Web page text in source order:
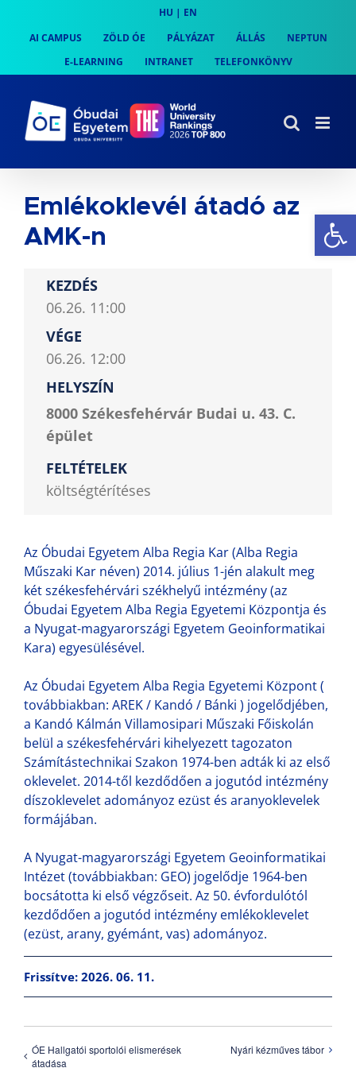
content
HU | EN
AI CAMPUS
ZÖLD ÓE PÁLYÁZAT ÁLLÁS
NEPTUN
E-LEARNING
INTRANET TELEFONKÖNYV
Emlékoklevél átadó az
AMK-n
KEZDÉS
06.26. 11:00
VÉGE
06.26. 12:00
HELYSZÍN
8000 Székesfehérvár Budai u. 43. C.
épület
FELTÉTELEK
költségtérítéses
Az Óbudai Egyetem Alba Regia Kar (Alba Regia
Műszaki Kar néven) 2014. július 1-jén alakult meg
két székesfehérvári székhelyű intézmény (az
Óbudai Egyetem Alba Regia Egyetemi Központja és
a Nyugat-magyarországi Egyetem Geoinformatikai
Kara) egyesülésével.
Az Óbudai Egyetem Alba Regia Egyetemi Központ (
továbbiakban: AREK / Kandó / Bánki ) jogelődjében,
a Kandó Kálmán Villamosipari Műszaki Főiskolán
belül a székesfehérvári kihelyezett tagozaton
Számítástechnikai Szakon 1974-ben adták ki az első
oklevelet. 2014-től kezdődően a jogutód intézmény
díszoklevelet adományoz ezüst és aranyoklevelek
formájában.
A Nyugat-magyarországi Egyetem Geoinformatikai
Intézet (továbbiakban: GEO) jogelődje 1964-ben
bocsátotta ki első végzőseit. Az 50. évfordulótól
kezdődően a jogutód intézmény emlékoklevelet
(ezüst, arany, gyémánt, vas) adományoz.
Frissítve: 2026. 06. 11.
ÓE Hallgatói sportolói elismerések
átadása
Nyári kézműves tábor